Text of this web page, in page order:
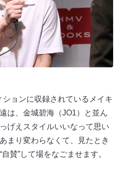
ョンに収録されているメイキ
は、金城碧海（JO1）と並ん
げえスタイルいいなって思い
まり変わらなくて、見たとき
賛”して場をなごませます。